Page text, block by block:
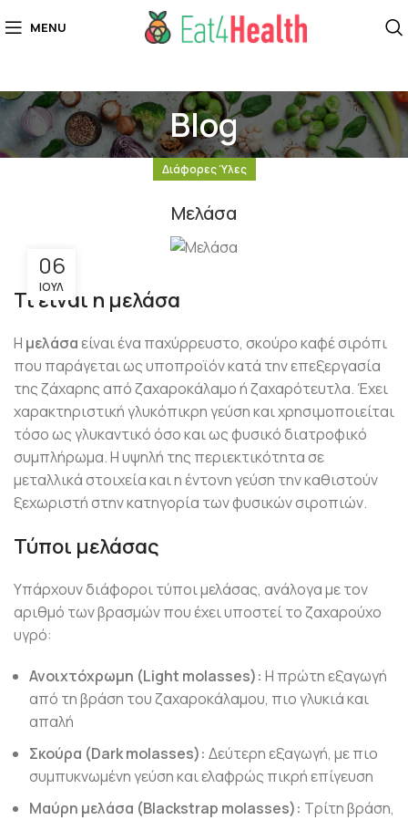
MENU
Blog
Διάφορες Ύλες
Μελάσα
06
ΙΟΎΛ
Τι είναι η μελάσα
Η μελάσαείναι ένα παχύρρευστο, σκούρο καφέ σιρόπι
που παράγεται ως υποπροϊόν κατά την επεξεργασία
της ζάχαρης από ζαχαροκάλαμο ή ζαχαρότευτλα. Έχει
χαρακτηριστική γλυκόπικρη γεύση και χρησιμοποιείται
τόσο ως γλυκαντικό όσο και ως φυσικό διατροφικό
συμπλήρωμα. Η υψηλή της περιεκτικότητα σε
μεταλλικά στοιχεία και η έντονη γεύση την καθιστούν
ξεχωριστή στην κατηγορία των φυσικών σιροπιών.
Τύποι μελάσας
Υπάρχουν διάφοροι τύποι μελάσας, ανάλογα με τον
αριθμό των βρασμών που έχει υποστεί το ζαχαρούχο
υγρό:
Ανοιχτόχρωμη (Light molasses): Η πρώτη εξαγωγή
από τη βράση του ζαχαροκάλαμου, πιο γλυκιά και
απαλή
Σκούρα (Dark molasses): Δεύτερη εξαγωγή, με πιο
συμπυκνωμένη γεύση και ελαφρώς πικρή επίγευση
Μαύρη μελάσα (Blackstrap molasses): Τρίτη βράση,